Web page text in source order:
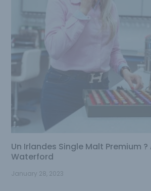
Un Irlandes Single Malt Premium
Waterford
January 28, 2023